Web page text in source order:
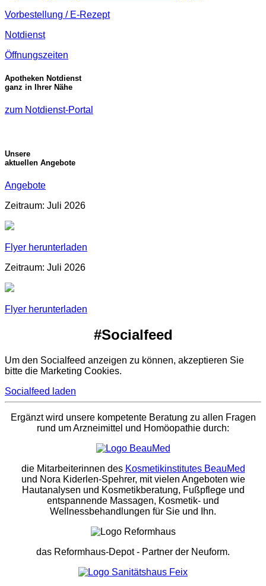
Vorbestellung / E-Rezept
Notdienst
Öffnungszeiten
Apotheken Notdienst
ganz in Ihrer Nähe
zum Notdienst-Portal
Unsere
aktuellen Angebote
Angebote
Zeitraum: Juli 2026
Flyer herunterladen
Zeitraum: Juli 2026
Flyer herunterladen
#Socialfeed
Um den Socialfeed anzeigen zu können, akzeptieren Sie
bitte die Marketing Cookies.
Socialfeed laden
Ergänzt wird unsere kompetente Beratung zu allen Fragen
rund um Arzneimittel und Homöopathie durch:
die Mitarbeiterinnen des Kosmetikinstitutes BeauMed
und Nora Kiderlen-Spehrer, mit vielen Angeboten wie
Hautanalysen und Kosmetikberatung, Fußpflege und
entspannende Massagen, Kosmetik- und
Wellnessbehandlungen für Sie und Ihn.
das Reformhaus-Depot- Partner der Neuform.